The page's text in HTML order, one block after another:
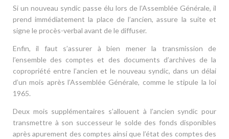
Si un nouveau syndic passe élu lors de l’Assemblée Générale, il
prend immédiatement la place de l’ancien, assure la suite et
signe le procès-verbal avant de le diffuser.
Enfin, il faut s’assurer à bien mener la transmission de
l’ensemble des comptes et des documents d’archives de la
copropriété entre l’ancien et le nouveau syndic, dans un délai
d’un mois après l’Assemblée Générale, comme le stipule la loi
1965.
Deux mois supplémentaires s’allouent à l’ancien syndic pour
transmettre à son successeur le solde des fonds disponibles
après apurement des comptes ainsi que l’état des comptes des